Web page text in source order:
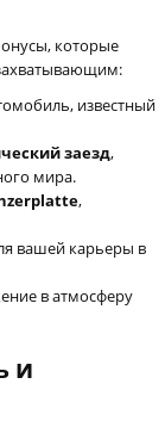
которые
известный
заезд,
мира.
,
вашей карьеры в
в атмосферу
и